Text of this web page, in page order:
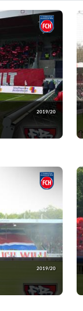
2019/20
2019/20